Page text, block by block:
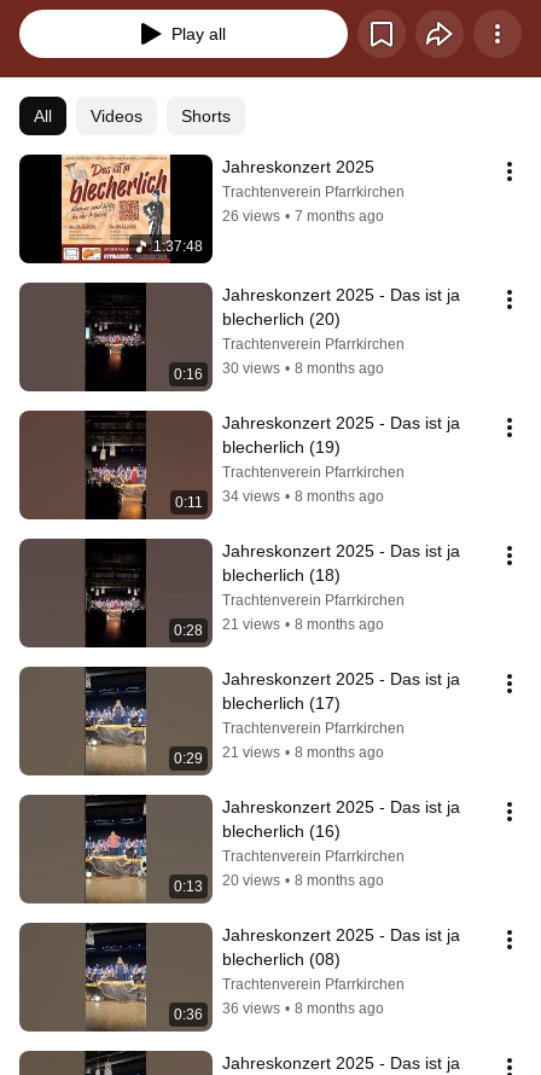
Play all
All Videos Shorts
1:37:48
Jahreskonzert 2025
Trachtenverein Pfarrkirchen
26 views • 7 months ago
0:16
Jahreskonzert 2025 - Das ist ja
blecherlich (20)
Trachtenverein Pfarrkirchen
30 views • 8 months ago
0:11
Jahreskonzert 2025 - Das ist ja
blecherlich (19)
Trachtenverein Pfarrkirchen
34 views • 8 months ago
0:28
Jahreskonzert 2025 - Das ist ja
blecherlich (18)
Trachtenverein Pfarrkirchen
21 views • 8 months ago
0:29
Jahreskonzert 2025 - Das ist ja
blecherlich (17)
Trachtenverein Pfarrkirchen
21 views • 8 months ago
0:13
Jahreskonzert 2025 - Das ist ja
blecherlich (16)
Trachtenverein Pfarrkirchen
20 views • 8 months ago
0:36
Jahreskonzert 2025 - Das ist ja
blecherlich (08)
Trachtenverein Pfarrkirchen
36 views • 8 months ago
Jahreskonzert 2025 - Das ist ja